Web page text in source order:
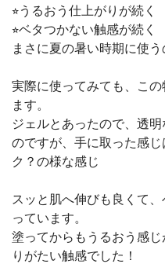
⭐︎うるおう仕上がりが続く
⭐︎ベタつかない触感が続く
まさに夏の暑い時期に使
実際に使ってみても、こ
ます。
ジェルとあったので、透
のですが、手に取った感
ク？の様な感じ
スッと肌へ伸びも良くて
っています。
塗ってからもうるおう感
りがたい触感でした！